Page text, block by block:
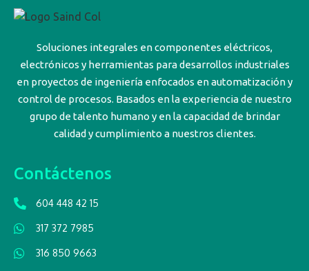
Soluciones integrales en componentes eléctricos,
electrónicos y herramientas para desarrollos industriales
en proyectos de ingeniería enfocados en automatización y
control de procesos. Basados en la experiencia de nuestro
grupo de talento humano y en la capacidad de brindar
calidad y cumplimiento a nuestros clientes.
Contáctenos
604 448 42 15
317 372 7985
316 850 9663